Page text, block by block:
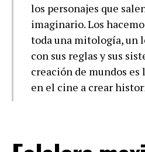
los personajes que
imaginario. Los
toda una mitología, un
con sus reglas y sus
creación de mundos es
en el cine a crear